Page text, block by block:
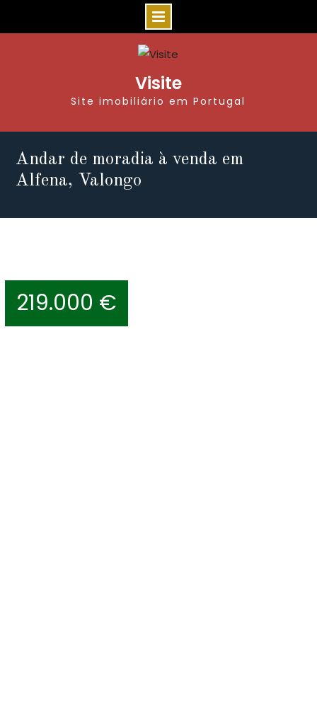
Visite
Site imobiliário em Portugal
Andar de moradia à venda em
Alfena, Valongo
219.000 €